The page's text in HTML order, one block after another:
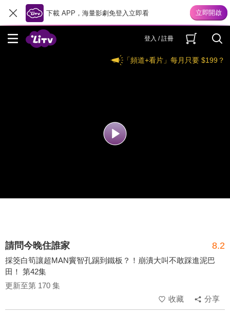
下載 APP，海量影劇免登入立即看
登入 / 註冊
「頻道+看片」每月只要 $199？
請問今晚住誰家 8.2
採筊白筍讓超MAN竇智孔踢到鐵板？！崩潰大叫不敢踩進泥巴
田！ 第42集
更新至第 170 集
收藏
分享